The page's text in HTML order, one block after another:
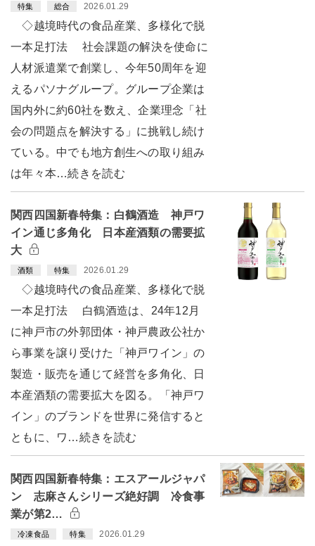
特集 総合 2026.01.29
◇越境時代の食品産業、多様化で脱
一本足打法 社会課題の解決を使命に
人材派遣業で創業し、今年50周年を迎
えるパソナグループ。グループ企業は
国内外に約60社を数え、企業理念「社
会の問題点を解決する」に挑戦し続け
ている。中でも地方創生への取り組み
は年々本…続きを読む
関西四国新春特集：白鶴酒造 神戸ワ
イン通じ多角化 日本産酒類の需要拡
大
酒類 特集 2026.01.29
◇越境時代の食品産業、多様化で脱
一本足打法 白鶴酒造は、24年12月
に神戸市の外郭団体・神戸農政公社か
ら事業を譲り受けた「神戸ワイン」の
製造・販売を通じて経営を多角化、日
本産酒類の需要拡大を図る。「神戸ワ
イン」のブランドを世界に発信すると
ともに、ワ…続きを読む
関西四国新春特集：エスアールジャパ
ン 志麻さんシリーズ絶好調 冷食事
業が第2…
冷凍食品 特集 2026.01.29